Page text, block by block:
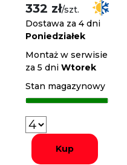
332 zł/szt.
Dostawa za 4 dni
Poniedziałek
Montaż w serwisie
za 5 dniWtorek
Stan magazynowy
Kup